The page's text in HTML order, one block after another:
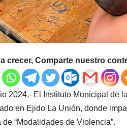
crecer, Comparte nuestro
2024.- El Instituto Municipal de
en Ejido La Unión, donde
“Modalidades de Violencia”.